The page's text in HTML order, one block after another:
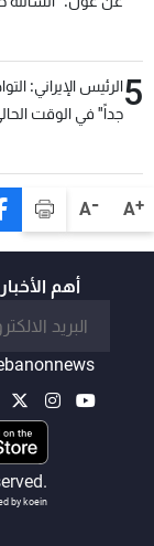
A+
A-
5الرئيس الإيراني:
جداً" في الوقت
أهم
by koein